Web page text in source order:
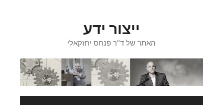
ייצור ידע
האתר של ד"ר פנחס יחזקאלי